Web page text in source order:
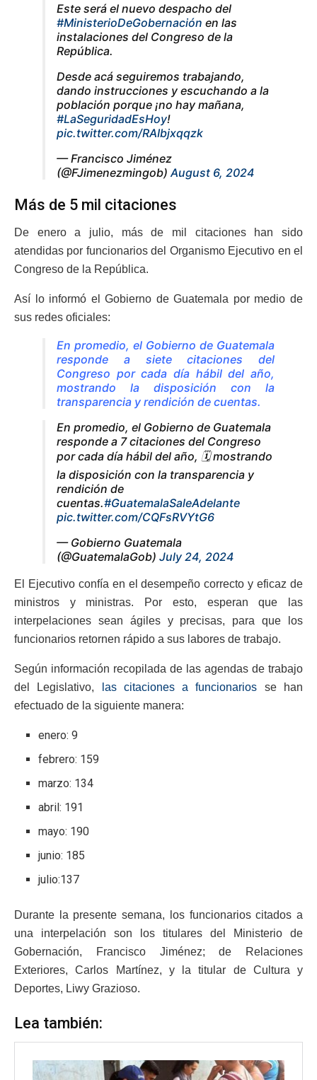
Este será el nuevo despacho del
#MinisterioDeGobernación en las
instalaciones del Congreso de la
República.
Desde acá seguiremos trabajando,
dando instrucciones y escuchando a la
población porque ¡no hay mañana,
#LaSeguridadEsHoy!
pic.twitter.com/RAIbjxqqzk
— Francisco Jiménez
(@FJimenezmingob) August 6, 2024
Más de 5 mil citaciones
De enero a julio, más de mil citaciones han sido
atendidas por funcionarios del Organismo Ejecutivo en el
Congreso de la República.
Así lo informó el Gobierno de Guatemala por medio de
sus redes oficiales:
En promedio, el Gobierno de Guatemala
responde a siete citaciones del
Congreso por cada día hábil del año,
mostrando la disposición con la
transparencia y rendición de cuentas.
En promedio, el Gobierno de Guatemala
responde a 7 citaciones del Congreso
por cada día hábil del año, 🗓️ mostrando
la disposición con la transparencia y
rendición de
cuentas.#GuatemalaSaleAdelante
pic.twitter.com/CQFsRVYtG6
— Gobierno Guatemala
(@GuatemalaGob) July 24, 2024
El Ejecutivo confía en el desempeño correcto y eficaz de
ministros y ministras. Por esto, esperan que las
interpelaciones sean ágiles y precisas, para que los
funcionarios retornen rápido a sus labores de trabajo.
Según información recopilada de las agendas de trabajo
del Legislativo,
las citaciones a funcionarios se han
efectuado de la siguiente manera:
enero: 9
febrero: 159
marzo: 134
abril: 191
mayo: 190
junio: 185
julio:137
Durante la presente semana, los funcionarios citados a
una interpelación son los titulares del Ministerio de
Gobernación, Francisco Jiménez; de Relaciones
Exteriores, Carlos Martínez, y la titular de Cultura y
Deportes, Liwy Grazioso.
Lea también: